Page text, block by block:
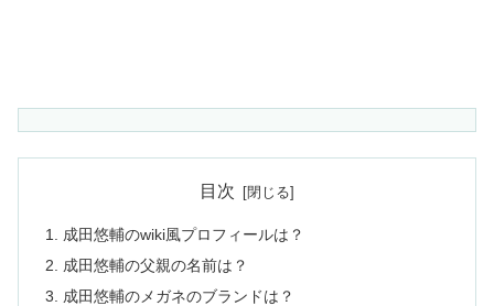
目次
成田悠輔のwiki風プロフィールは？
成田悠輔の父親の名前は？
成田悠輔のメガネのブランドは？